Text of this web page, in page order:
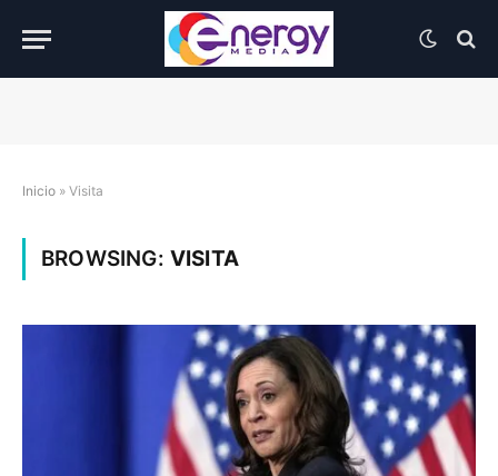
Inicio » Visita
BROWSING: VISITA